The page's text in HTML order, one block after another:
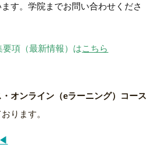
す。学院までお問い合わせくださ
項（最新情報）はこちら
オンライン（eラーニング）コース
ります。